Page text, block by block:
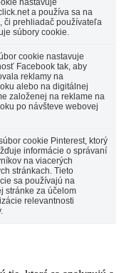
nastavuje
a používa sa na
či prehliadač používateľa
súbory cookie.
cookie nastavuje
Facebook tak, aby
reklamy na
alebo na digitálnej
založenej na reklame na
po návšteve webovej
cookie Pinterest, ktorý
informácie o správaní
na viacerých
stránkach. Tieto
sa používajú na
stránke za účelom
relevantnosti